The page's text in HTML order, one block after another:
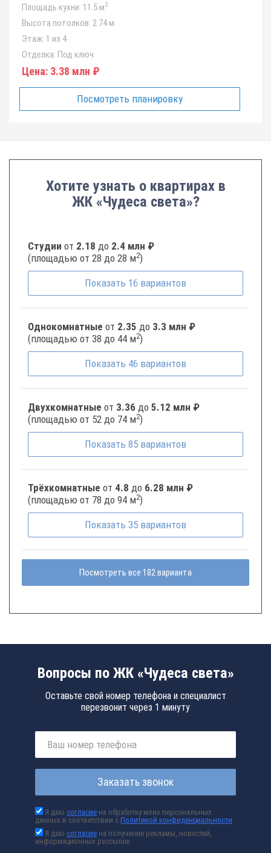
Площадь кухни: 11.5 м2
Высота потолков: 2.74 м
Этаж: 1 из 4
Отделка: Под ключ
Цена: 3.38 млн ₽
Посмотреть планировку
Хотите узнать о квартирах в
ЖК «Чудеса света»?
Студии от 2.18 до 2.4 млн ₽
(площадью от 28 до 28 м2)
Показать 16 вариантов
Однокомнатные от 2.35 до 3.3 млн ₽
(площадью от 38 до 44 м2)
Показать 46 вариантов
Двухкомнатные от 3.36 до 5.12 млн ₽
(площадью от 52 до 74 м2)
Показать 85 вариантов
Трёхкомнатные от 4.8 до 6.28 млн ₽
(площадью от 78 до 94 м2)
Показать 35 вариантов
Посмотреть все 182 варианта
Вопросы по ЖК «Чудеса света»
Оставьте свой номер телефона и специалист
перезвонит через 1 минуту
Заказать звонок
Я даюсогласие на обработку моих персональных
данных в соответствии сПолитикой конфиденциальности
Я даюсогласие на получение рекламы, новостей,
информационных рассылок